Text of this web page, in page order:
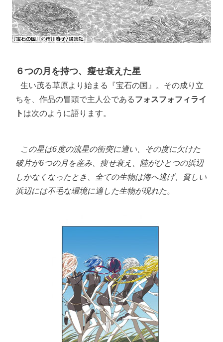
６つの月を持つ、瘦せ衰えた星
生い茂る草原より始まる『宝石の国』。その成り立
ちを、作品の冒頭で主人公であるフォスフォフィライ
ト は次のように語ります。
この星は6度の流星の衝突に遭い、その度に欠けた
破片が6つの月を産み、痩せ衰え、陸がひとつの浜辺
しかなくなったとき、全ての生物は海へ逃げ、貧しい
浜辺には不毛な環境に適した生物が現れた。